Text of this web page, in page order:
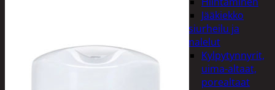
Jääkiekko
Vesiurheilu ja
uimalelut
Kylpytynnyrit,
uima-altaat,
porealtaat